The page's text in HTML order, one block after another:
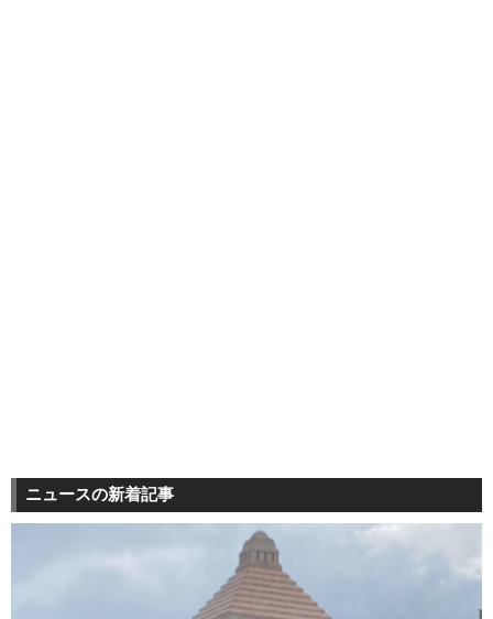
ニュースの新着記事